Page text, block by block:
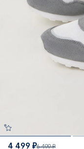
4 499 ₽6 499 ₽